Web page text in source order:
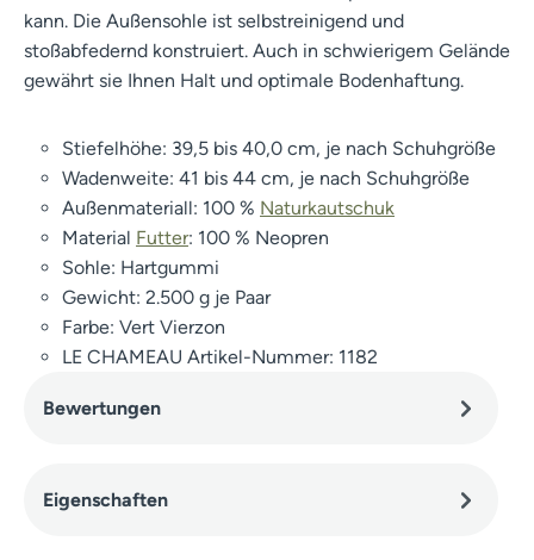
kann. Die Außensohle ist selbstreinigend und
stoßabfedernd konstruiert. Auch in schwierigem Gelände
gewährt sie Ihnen Halt und optimale Bodenhaftung.
Stiefelhöhe: 39,5 bis 40,0 cm, je nach Schuhgröße
Wadenweite: 41 bis 44 cm, je nach Schuhgröße
Außenmateriall: 100 % Naturkautschuk
Material Futter: 100 % Neopren
Sohle: Hartgummi
Gewicht: 2.500 g je Paar
Farbe: Vert Vierzon
LE CHAMEAU Artikel-Nummer: 1182
Bewertungen
Eigenschaften